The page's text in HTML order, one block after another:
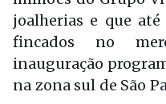
joalherias e que
fincados no
inauguração
na zona sul de São